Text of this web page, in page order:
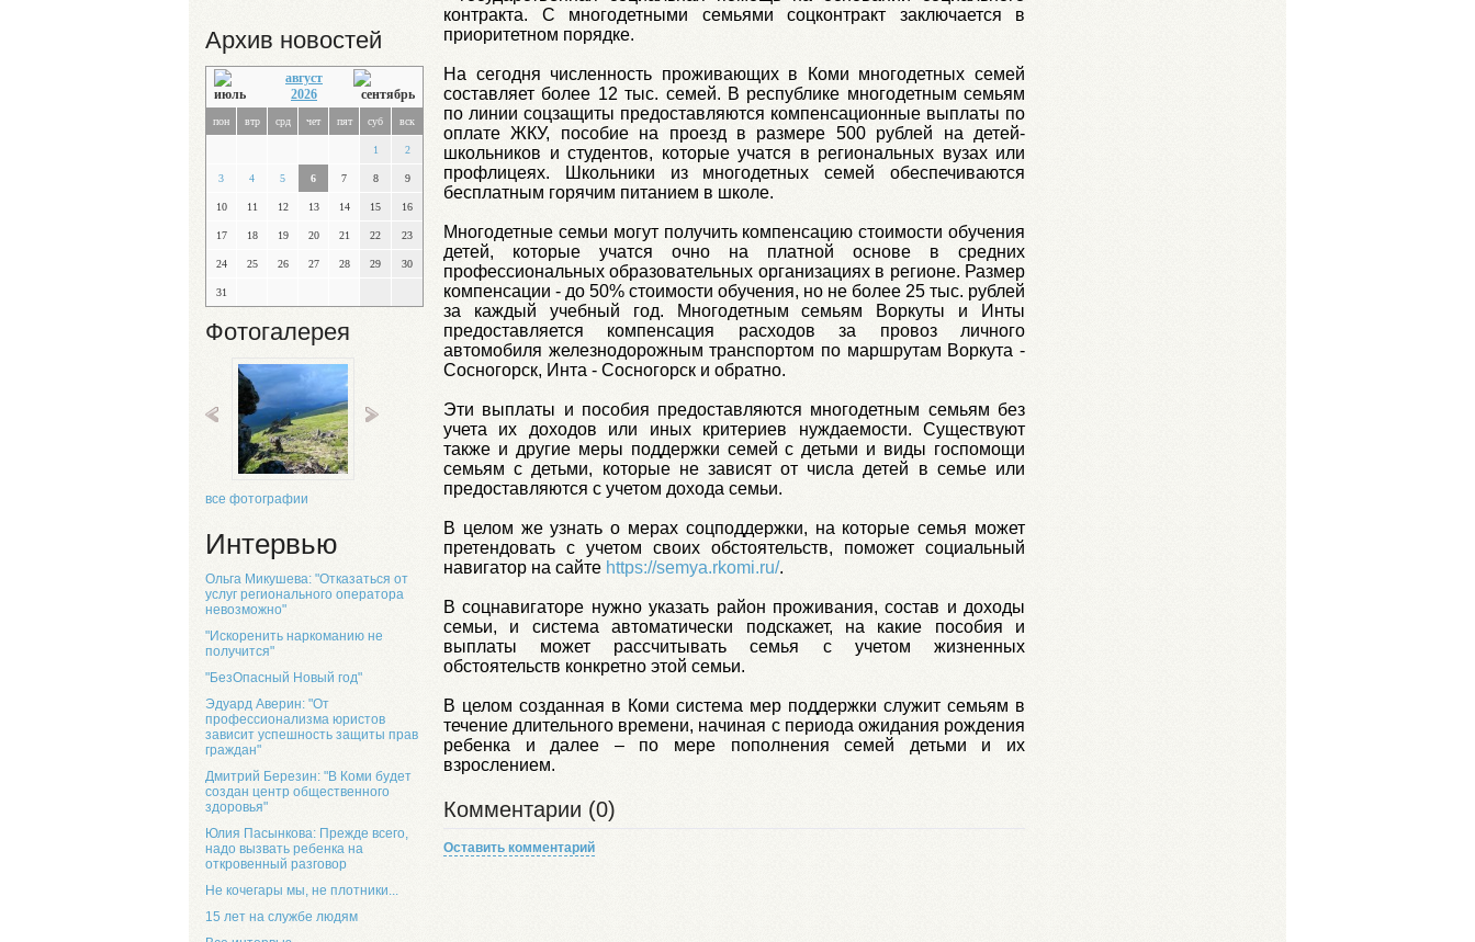
Архив новостей
август
2026
пон втр срд чет пят суб вск
1 2
3 4 5 6 7 8 9
10 11 12 13 14 15 16
17 18 19 20 21 22 23
24 25 26 27 28 29 30
31
Фотогалерея
все фотографии
Интервью
Ольга Микушева: "Отказаться от
услуг регионального оператора
невозможно"
"Искоренить наркоманию не
получится"
"БезОпасный Новый год"
Эдуард Аверин: "От
профессионализма юристов
зависит успешность защиты прав
граждан"
Дмитрий Березин: "В Коми будет
создан центр общественного
здоровья"
Юлия Пасынкова: Прежде всего,
надо вызвать ребенка на
откровенный разговор
Не кочегары мы, не плотники...
15 лет на службе людям
контракта. С многодетными семьями соцконтракт заключается в
приоритетном порядке.
На сегодня численность проживающих в Коми многодетных семей
составляет более 12 тыс. семей. В республике многодетным семьям
по линии соцзащиты предоставляются компенсационные выплаты по
оплате ЖКУ, пособие на проезд в размере 500 рублей на детей-
школьников и студентов, которые учатся в региональных вузах или
профлицеях. Школьники из многодетных семей обеспечиваются
бесплатным горячим питанием в школе.
Многодетные семьи могут получить компенсацию стоимости обучения
детей, которые учатся очно на платной основе в средних
профессиональных образовательных организациях в регионе. Размер
компенсации - до 50% стоимости обучения, но не более 25 тыс. рублей
за каждый учебный год. Многодетным семьям Воркуты и Инты
предоставляется компенсация расходов за провоз личного
автомобиля железнодорожным транспортом по маршрутам Воркута -
Сосногорск, Инта - Сосногорск и обратно.
Эти выплаты и пособия предоставляются многодетным семьям без
учета их доходов или иных критериев нуждаемости. Существуют
также и другие меры поддержки семей с детьми и виды госпомощи
семьям с детьми, которые не зависят от числа детей в семье или
предоставляются с учетом дохода семьи.
В целом же узнать о мерах соцподдержки, на которые семья может
претендовать с учетом своих обстоятельств, поможет социальный
навигатор на сайте https://semya.rkomi.ru/.
В соцнавигаторе нужно указать район проживания, состав и доходы
семьи, и система автоматически подскажет, на какие пособия и
выплаты может рассчитывать семья с учетом жизненных
обстоятельств конкретно этой семьи.
В целом созданная в Коми система мер поддержки служит семьям в
течение длительного времени, начиная с периода ожидания рождения
ребенка и далее – по мере пополнения семей детьми и их
взрослением.
Комментарии (0)
Оставить комментарий